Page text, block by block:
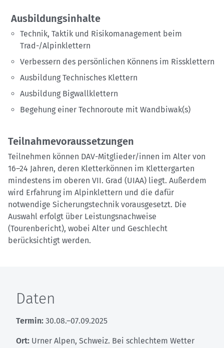
Ausbildungsinhalte
Technik, Taktik und Risikomanagement beim
Trad-/Alpinklettern
Verbessern des persönlichen Könnens im Rissklettern
Ausbildung Technisches Klettern
Ausbildung Bigwallklettern
Begehung einer Technoroute mit Wandbiwak(s)
Teilnahmevoraussetzungen
Teilnehmen können DAV-Mitglieder/innen im Alter von
16–24 Jahren, deren Kletterkönnen im Klettergarten
mindestens im oberen VII. Grad (UIAA) liegt. Außerdem
wird Erfahrung im Alpinklettern und die dafür
notwendige Sicherungstechnik vorausgesetzt. Die
Auswahl erfolgt über Leistungsnachweise
(Tourenbericht), wobei Alter und Geschlecht
berücksichtigt werden.
Daten
Termin: 30.08.–07.09.2025
Ort: Urner Alpen, Schweiz. Bei schlechtem Wetter